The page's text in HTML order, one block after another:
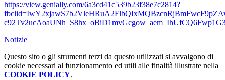
https://view.genially.com/6a3cd41c539b23f38e7c2814?
Notizie
Questo sito o gli strumenti terzi da questo utilizzati si avvalgono di
cookie necessari al funzionamento ed utili alle finalità illustrate nella
COOKIE POLICY.